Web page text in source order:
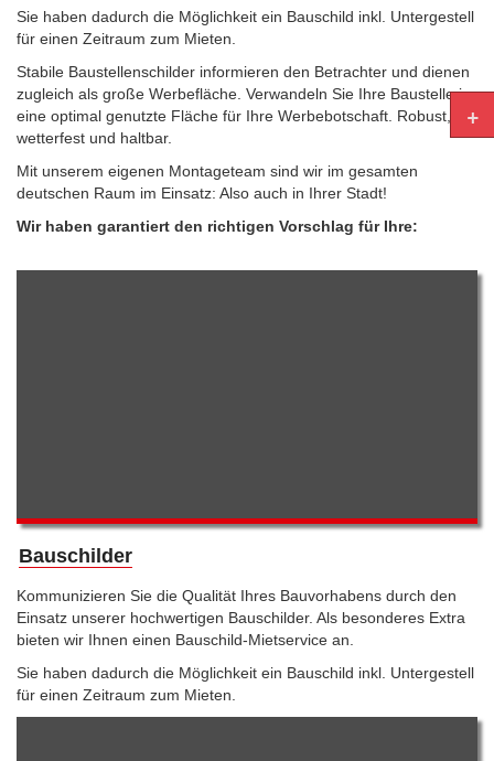
Sie haben dadurch die Möglichkeit ein Bauschild inkl. Untergestell
für einen Zeitraum zum Mieten.
Stabile Baustellenschilder informieren den Betrachter und dienen
zugleich als große Werbefläche. Verwandeln Sie Ihre Baustelle in
eine optimal genutzte Fläche für Ihre Werbebotschaft. Robust,
wetterfest und haltbar.
Mit unserem eigenen Montageteam sind wir im gesamten
deutschen Raum im Einsatz: Also auch in Ihrer Stadt!
Wir haben garantiert den richtigen Vorschlag für Ihre:
Bauschilder
Kommunizieren Sie die Qualität Ihres Bauvorhabens durch den
Einsatz unserer hochwertigen Bauschilder. Als besonderes Extra
bieten wir Ihnen einen Bauschild-Mietservice an.
Sie haben dadurch die Möglichkeit ein Bauschild inkl. Untergestell
für einen Zeitraum zum Mieten.
+